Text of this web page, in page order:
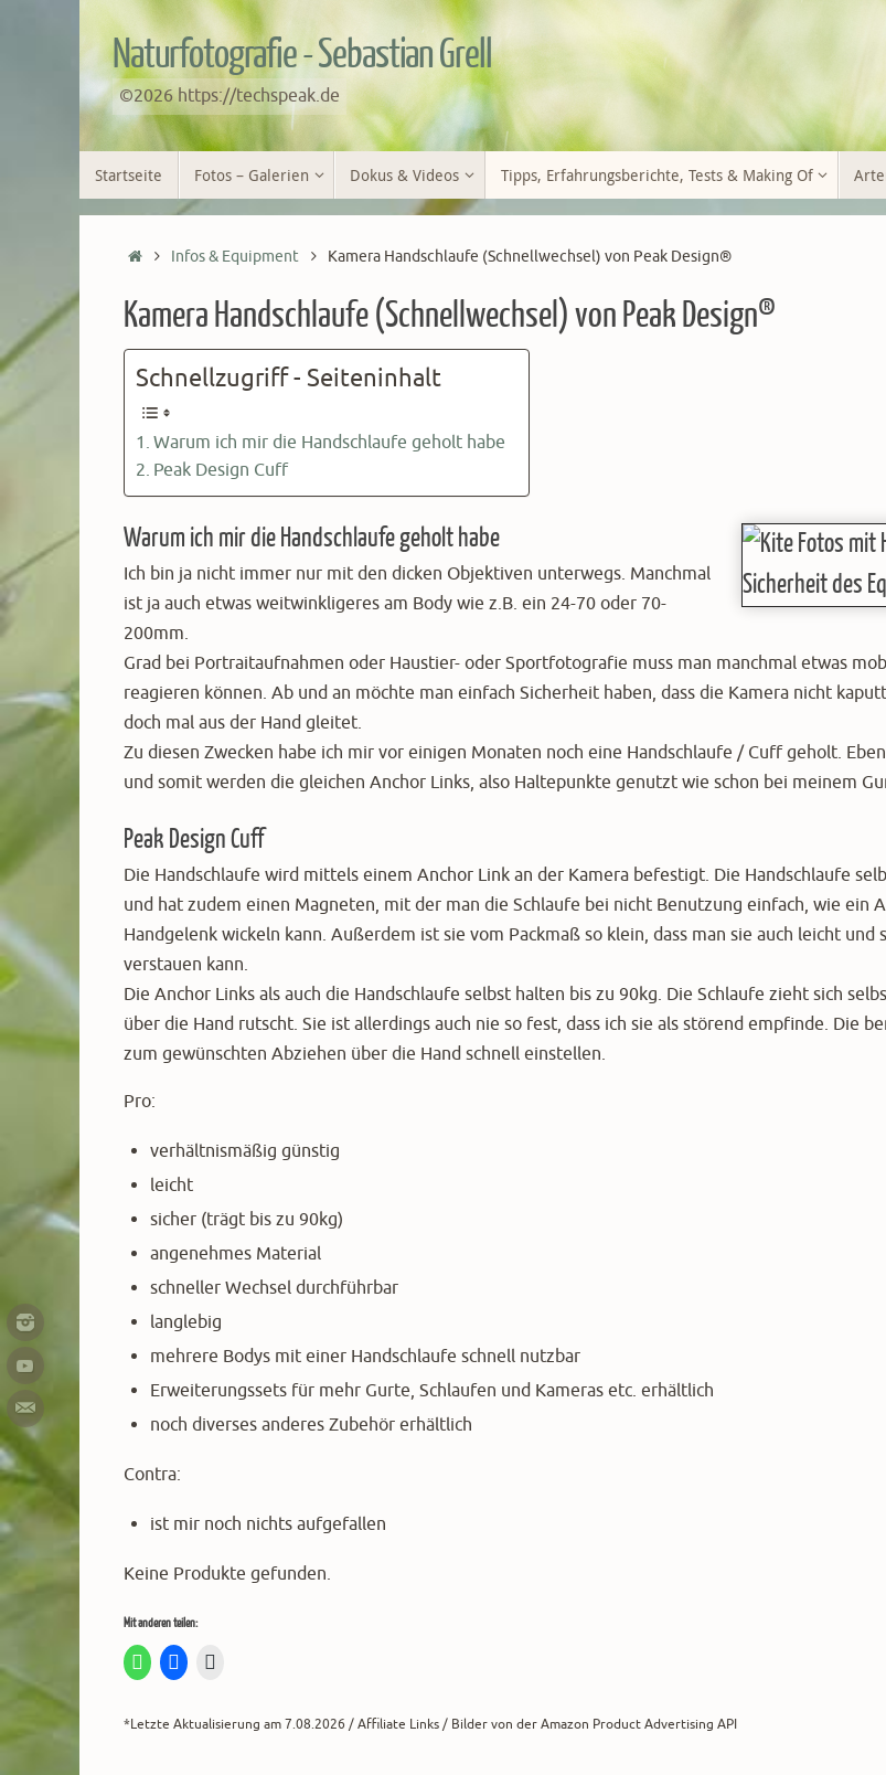
Naturfotografie - Sebastian Grell
©2026 https://techspeak.de
Inhalt
Startseite Fotos – Galerien Dokus & Videos Tipps, Erfahrungsberichte, Tests & Making Of
StartInfos & Equipment Kamera Handschlaufe (Schnellwechsel) von Peak Design®
Kamera Handschlaufe (Schnellwechsel) von Peak Design®
Schnellzugriff - Seiteninhalt
Warum ich mir die Handschlaufe geholt habe
Peak Design Cuff
Warum ich mir die Handschlaufe geholt habe
Ich bin ja nicht immer nur mit den dicken Objektiven unterwegs. Manchmal
ist ja auch etwas weitwinkligeres am Body wie z.B. ein 24-70 oder 70-
200mm.
Grad bei Portraitaufnahmen oder Haustier- oder Sportfotografie muss man manchmal etwas
reagieren können. Ab und an möchte man einfach Sicherheit haben, dass die Kamera nicht
doch mal aus der Hand gleitet.
Zu diesen Zwecken habe ich mir vor einigen Monaten noch eine Handschlaufe / Cuff geholt.
und somit werden die gleichen Anchor Links, also Haltepunkte genutzt wie schon bei meinem
Peak Design Cuff
Die Handschlaufe wird mittels einem Anchor Link an der Kamera befestigt. Die Handschlaufe
und hat zudem einen Magneten, mit der man die Schlaufe bei nicht Benutzung einfach, wie ein
Handgelenk wickeln kann. Außerdem ist sie vom Packmaß so klein, dass man sie auch leicht und
verstauen kann.
Die Anchor Links als auch die Handschlaufe selbst halten bis zu 90kg. Die Schlaufe zieht sich
über die Hand rutscht. Sie ist allerdings auch nie so fest, dass ich sie als störend empfinde. Die
zum gewünschten Abziehen über die Hand schnell einstellen.
Pro:
verhältnismäßig günstig
leicht
sicher (trägt bis zu 90kg)
angenehmes Material
schneller Wechsel durchführbar
langlebig
mehrere Bodys mit einer Handschlaufe schnell nutzbar
Erweiterungssets für mehr Gurte, Schlaufen und Kameras etc. erhältlich
noch diverses anderes Zubehör erhältlich
Contra:
ist mir noch nichts aufgefallen
Keine Produkte gefunden.
Mit anderen teilen:
*Letzte Aktualisierung am 7.08.2026 / Affiliate Links / Bilder von der Amazon Product Advertising API